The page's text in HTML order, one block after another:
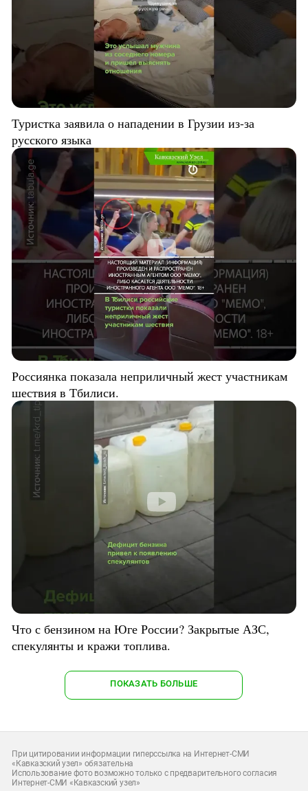
Туристка заявила о нападении в Грузии из-за
русского языка
Россиянка показала неприличный жест участникам
шествия в Тбилиси.
Что с бензином на Юге России? Закрытые АЗС,
спекулянты и кражи топлива.
ПОКАЗАТЬ БОЛЬШЕ
При цитировании информации гиперссылка на Интернет-СМИ
«Кавказский узел» обязательна
Использование фото возможно только с предварительного согласия
Интернет-СМИ «Кавказский узел»